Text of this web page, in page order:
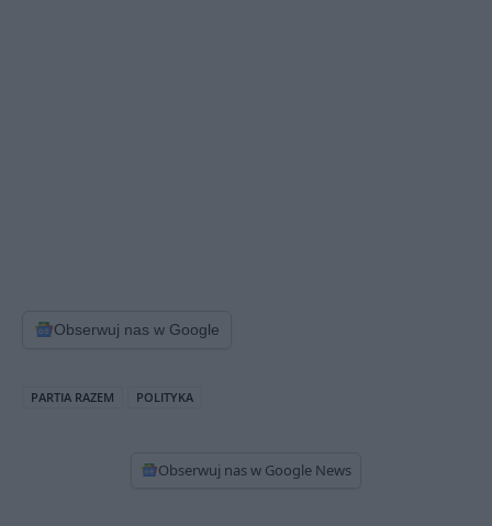
Obserwuj nas w Google
PARTIA RAZEM POLITYKA
Obserwuj nas w Google News